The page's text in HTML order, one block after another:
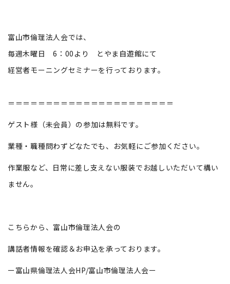
富山市倫理法人会では、
毎週木曜日 6：00より とやま自遊館にて
経営者モーニングセミナーを行っております。
＝＝＝＝＝＝＝＝＝＝＝＝＝＝＝＝＝＝＝＝＝＝
ゲスト様（未会員）の参加は無料です。
業種・職種問わずどなたでも、お気軽にご参加ください。
作業服など、日常に差し支えない服装でお越しいただいて構い
ません。
こちらから、富山市倫理法人会の
講話者情報を確認＆お申込を承っております。
ー富山県倫理法人会HP/富山市倫理法人会ー